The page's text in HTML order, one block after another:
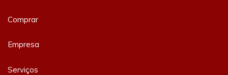
Comprar
Empresa
Serviços